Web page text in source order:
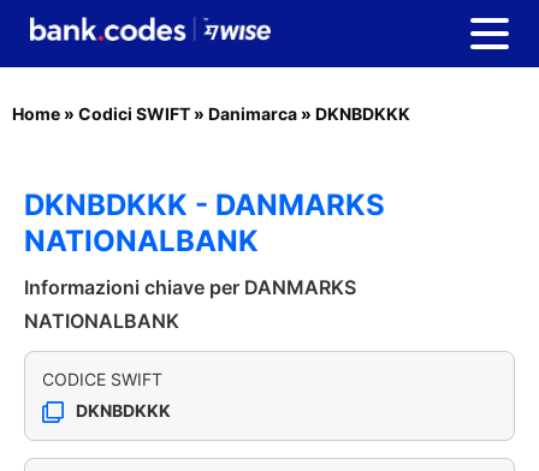
Home » Codici SWIFT » Danimarca » DKNBDKKK
DKNBDKKK - DANMARKS
NATIONALBANK
Informazioni chiave per DANMARKS
NATIONALBANK
CODICE SWIFT
DKNBDKKK